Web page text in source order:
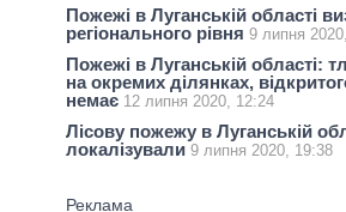
Пожежі в Луганській області
регіонального рівня 9 липня
Пожежі в Луганській області:
на окремих ділянках,
немає 12 липня 2020, 12:24
Лісову пожежу в Луганській
локалізували 9 липня 2020, 19:38